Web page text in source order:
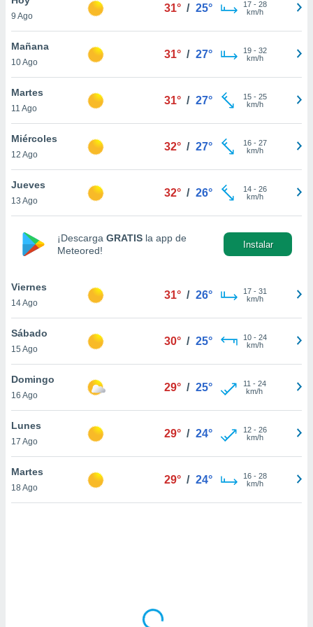
en
más
nuestra
de
aceptar
de
sitio
En
sean
el sitio
ni para
o
9 Ago
31° / 25° 17- 28
km/h
Mañana
10 Ago
31° / 27° 19- 32
km/h
Martes
11 Ago
31° / 27° 15- 25
km/h
Miércoles
12 Ago
32° / 27° 16- 27
km/h
Jueves
13 Ago
32° / 26° 14- 26
km/h
¡Descarga GRATIS la app de
Meteored!
Instalar
Viernes
14 Ago
31° / 26° 17- 31
km/h
Sábado
15 Ago
30° / 25° 10- 24
km/h
Domingo
16 Ago
29° / 25° 11 - 24
km/h
Lunes
17 Ago
29° / 24° 12- 26
km/h
Martes
18 Ago
29° / 24° 16- 28
km/h